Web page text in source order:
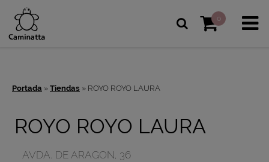
0
Portada » Tiendas » ROYO ROYO LAURA
ROYO ROYO LAURA
AVDA. DE ARAGON, 36